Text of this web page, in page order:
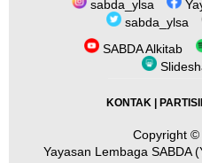
sabda_ylsa
sabda_ylsa
SABDA Alkitab
KONTAK|
Copyright ©
Yayasan Lembaga SABDA